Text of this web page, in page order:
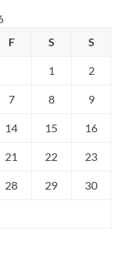
F S S
1 2
7 8 9
14 15 16
21 22 23
28 29 30